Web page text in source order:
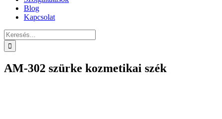
Blog
Kapcsolat
Keresés...
AM-302 szürke kozmetikai szék